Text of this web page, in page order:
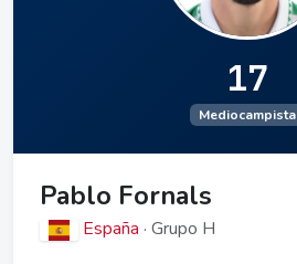
17
Mediocampista
Pablo Fornals
España · Grupo H